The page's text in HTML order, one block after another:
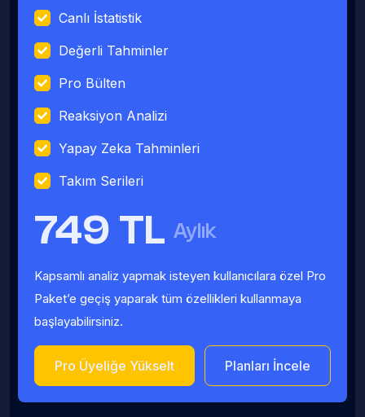
Canlı İstatistik
Değerli Tahminler
Pro Bülten
Reaksiyon Analizi
Yapay Zeka Tahminleri
Takım Serileri
749 TL Aylık
Kapsamlı analiz yapmak isteyen kullanıcılara özel Pro
Paket’e geçiş yaparak tüm özellikleri kullanmaya
başlayabilirsiniz.
Pro Üyeliğe Yükselt Planları İncele